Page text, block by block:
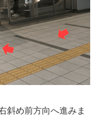
斜め前方向へ進みま